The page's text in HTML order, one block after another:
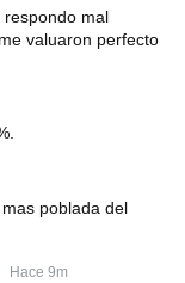
respondo mal
valuaron perfecto
poblada del
Hace 9m